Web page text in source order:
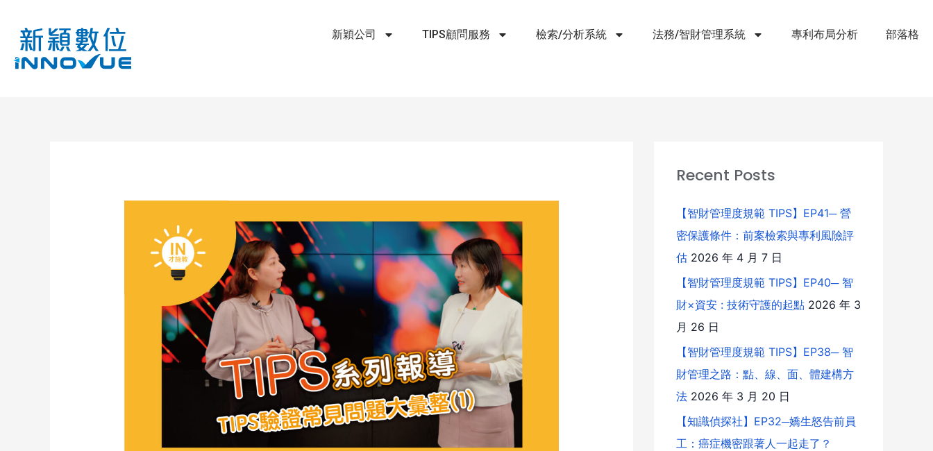
新穎公司 TIPS顧問服務 檢索/分析系統 法務/智財管理系統 專利布局分析 部落格
Recent Posts
【智財管理度規範 TIPS】EP41─ 營
密保護條件：前案檢索與專利風險評
估 2026 年 4 月 7 日
【智財管理度規範 TIPS】EP40─ 智
財×資安 : 技術守護的起點 2026 年 3
月 26 日
【智財管理度規範 TIPS】EP38─ 智
財管理之路：點、線、面、體建構方
法 2026 年 3 月 20 日
【知識偵探社】EP32─嬌生怒告前員
工：癌症機密跟著人一起走了？